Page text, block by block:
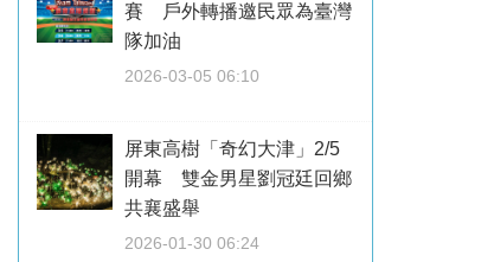
賽 戶外轉播邀民眾為臺灣
隊加油
2026-03-05 06:10
屏東高樹「奇幻大津」2/5
開幕 雙金男星劉冠廷回鄉
共襄盛舉
2026-01-30 06:24